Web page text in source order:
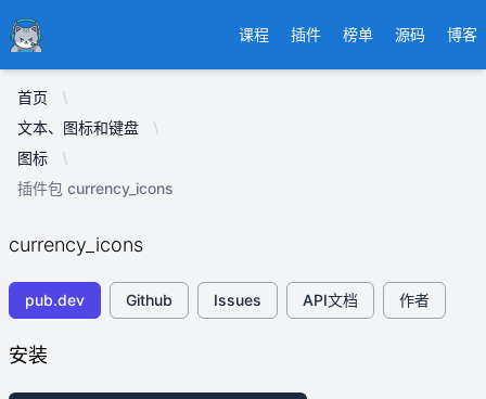
Ducafecat 课程 插件 榜单 源码 博客
首页
文本、图标和键盘
图标
插件包 currency_icons
currency_icons
pub.dev Github Issues API文档 作者
安装